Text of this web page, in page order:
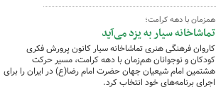
همزمان با دهه کرامت؛
تماشاخانه سیار به یزد می‌آید
کاروان فرهنگی هنری تماشاخانه سیار کانون پرورش فکری
کودکان و نوجوانان هم‌زمان با دهه کرامت، مسیر حرکت
هشتمین امام شیعیان جهان حضرت امام رضا(ع) در ایران را برای
اجرای برنامه‌های خود انتخاب کرد.